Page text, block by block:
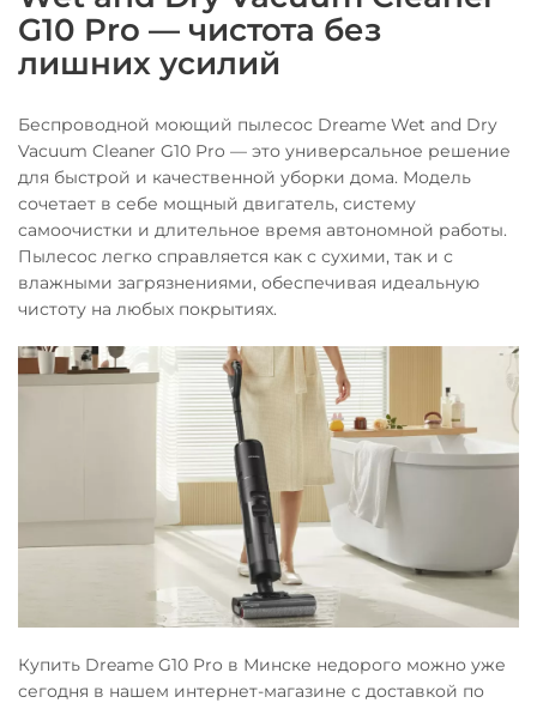
G10 Pro — чистота без
лишних усилий
Беспроводной моющий пылесос Dreame Wet and Dry
Vacuum Cleaner G10 Pro — это универсальное решение
для быстрой и качественной уборки дома. Модель
сочетает в себе мощный двигатель, систему
самоочистки и длительное время автономной работы.
Пылесос легко справляется как с сухими, так и с
влажными загрязнениями, обеспечивая идеальную
чистоту на любых покрытиях.
Купить Dreame G10 Pro в Минске недорого можно уже
сегодня в нашем интернет-магазине с доставкой по